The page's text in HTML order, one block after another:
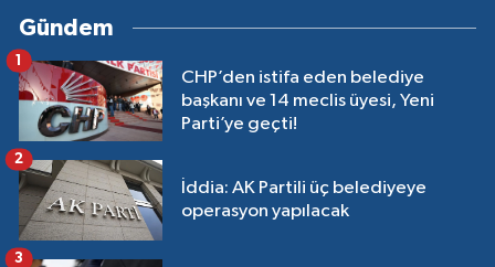
Gündem
CHP’den istifa eden belediye
başkanı ve 14 meclis üyesi, Yeni
Parti’ye geçti!
1
İddia: AK Partili üç belediyeye
operasyon yapılacak
2
3